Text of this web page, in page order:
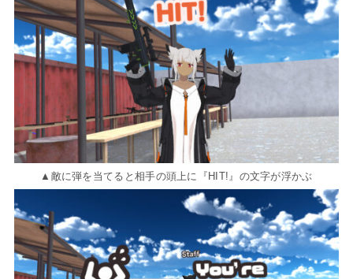
▲敵に弾を当てると相手の頭上に『HIT!』の文字が浮かぶ